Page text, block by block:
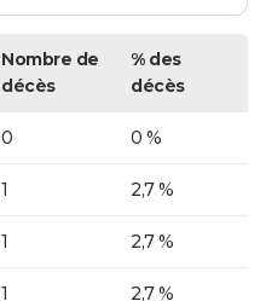
Nombre de
décès
% des
décès
0 0 %
1 2,7 %
1 2,7 %
1 2,7 %